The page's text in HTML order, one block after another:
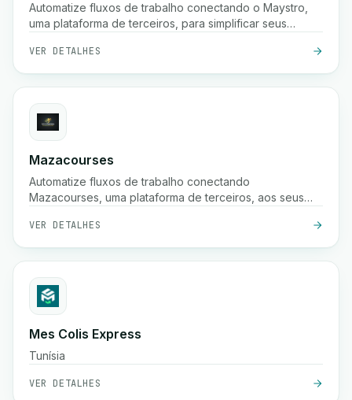
Automatize fluxos de trabalho conectando o Maystro,
uma plataforma de terceiros, para simplificar seus
VER DETALHES
Mazacourses
Automatize fluxos de trabalho conectando
Mazacourses, uma plataforma de terceiros, aos seus
VER DETALHES
Mes Colis Express
Tunísia
VER DETALHES